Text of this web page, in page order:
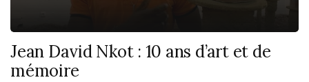
Jean David Nkot : 10 ans d’art et de
mémoire